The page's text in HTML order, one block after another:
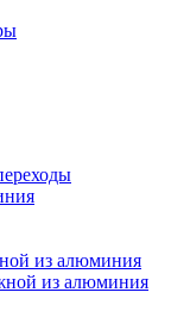
из алюминия
из алюминия